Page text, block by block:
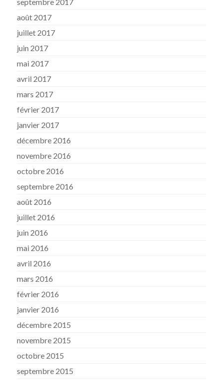
août 2017
juillet 2017
juin 2017
mai 2017
avril 2017
mars 2017
février 2017
janvier 2017
décembre 2016
novembre 2016
octobre 2016
septembre 2016
août 2016
juillet 2016
juin 2016
mai 2016
avril 2016
mars 2016
février 2016
janvier 2016
décembre 2015
novembre 2015
octobre 2015
septembre 2015